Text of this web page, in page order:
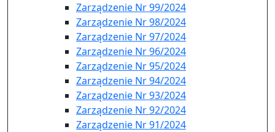
Zarządzenie Nr 99/2024
Zarządzenie Nr 98/2024
Zarządzenie Nr 97/2024
Zarządzenie Nr 96/2024
Zarządzenie Nr 95/2024
Zarządzenie Nr 94/2024
Zarządzenie Nr 93/2024
Zarządzenie Nr 92/2024
Zarządzenie Nr 91/2024